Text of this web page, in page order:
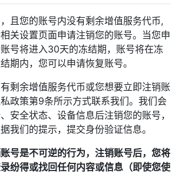
且您的账号内没有剩余增值服务代币,
关设置页面申请注销您的账号。当您申
号将进入30天的冻结期，账号将在冻
期内，您可以申请恢复账号。
剩余增值服务代币或您想要立即注销账
政策第9条所示方式联系我们。我们会
安全状态、设备信息后注销您的账号，
我们的提示，提交身份验证信息。
号是不可逆的行为，注销账号后，您将
纷得或找回任何内容或信息（即使您使